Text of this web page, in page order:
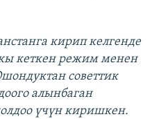
кирип келгенде
кеткен режим менен
советтик
алынбаган
үчүн киришкен.